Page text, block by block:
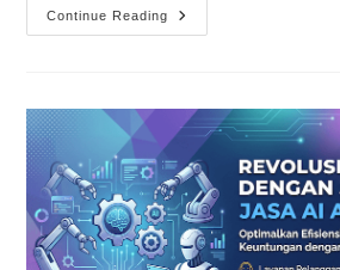
Continue Reading